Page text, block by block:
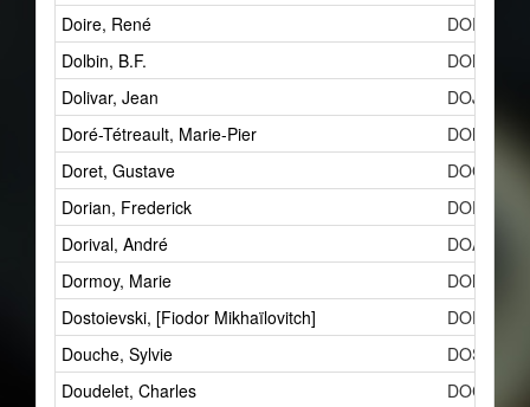
Doire, René
DOR
Dolbin, B.F.
DOB
Dolivar, Jean
DOJ
Doré-Tétreault, Marie-Pier
DOM
Doret, Gustave
DOG
Dorian, Frederick
DOFa
Dorival, André
DOA
Dormoy, Marie
DOMa
Dostoievski, [Fiodor Mikhaïlovitch]
DOFb
Douche, Sylvie
DOS
Doudelet, Charles
DOC